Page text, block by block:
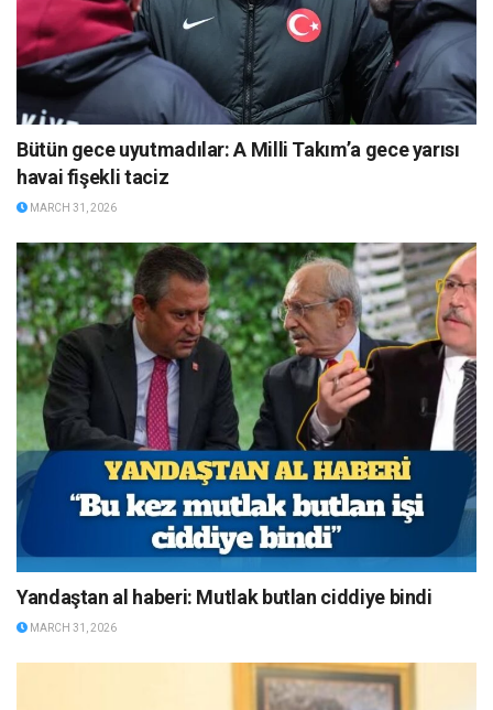
Bütün gece uyutmadılar: A Milli Takım’a gece yarısı
havai fişekli taciz
MARCH 31, 2026
Yandaştan al haberi: Mutlak butlan ciddiye bindi
MARCH 31, 2026